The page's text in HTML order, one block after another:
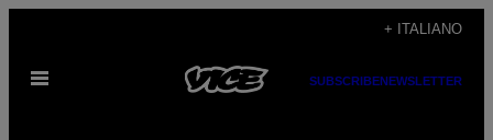
contenuto
+ ITALIANO
Apri
SUBSCRIBENEWSLETTER